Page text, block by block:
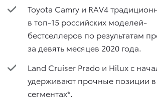
Toyota Camry и RAV4
в топ-15 российских моделей-
бестселлеров по результатам
за девять месяцев 2020 года.
Land Cruiser Prado и Hilux с
удерживают прочные позиции в
сегментах*.